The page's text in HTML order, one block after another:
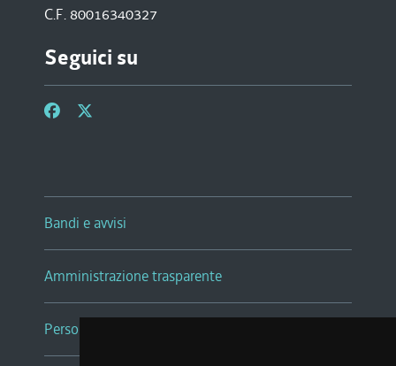
C.F. 80016340327
Seguici su
Bandi e avvisi
Amministrazione trasparente
Persone e Uffici